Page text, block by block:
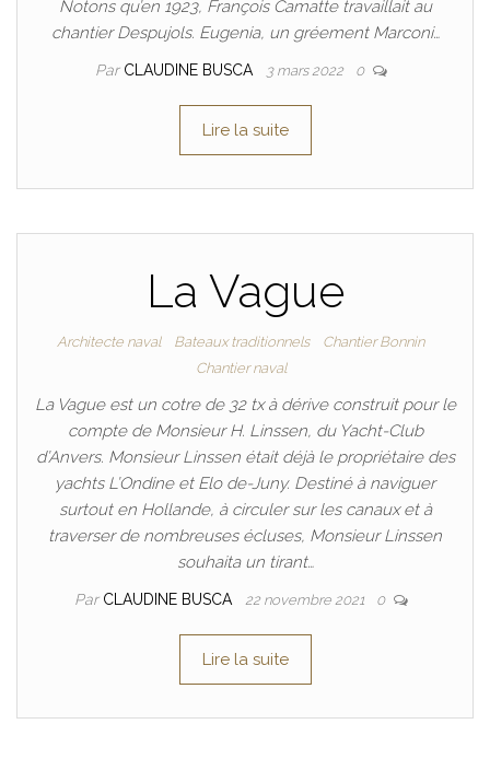
Notons qu’en 1923, François Camatte travaillait au
chantier Despujols. Eugenia, un gréement Marconi…
Par CLAUDINE BUSCA 3 mars 2022 0
Lire la suite
La Vague
Architecte naval Bateaux traditionnels
Chantier Bonnin
Chantier naval
La Vague est un cotre de 32 tx à dérive construit pour le
compte de Monsieur H. Linssen, du Yacht-Club
d’Anvers. Monsieur Linssen était déjà le propriétaire des
yachts L’Ondine et Elo de-Juny. Destiné à naviguer
surtout en Hollande, à circuler sur les canaux et à
traverser de nombreuses écluses, Monsieur Linssen
souhaita un tirant…
Par CLAUDINE BUSCA 22 novembre 2021 0
Lire la suite